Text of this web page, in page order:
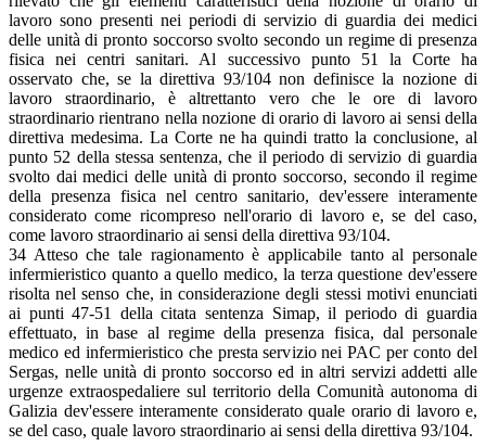
lavoro sono presenti nei periodi di servizio di guardia dei medici
delle unità di pronto soccorso svolto secondo un regime di presenza
fisica nei centri sanitari. Al successivo punto 51 la Corte ha
osservato che, se la direttiva 93/104 non definisce la nozione di
lavoro straordinario, è altrettanto vero che le ore di lavoro
straordinario rientrano nella nozione di orario di lavoro ai sensi della
direttiva medesima. La Corte ne ha quindi tratto la conclusione, al
punto 52 della stessa sentenza, che il periodo di servizio di guardia
svolto dai medici delle unità di pronto soccorso, secondo il regime
della presenza fisica nel centro sanitario, dev'essere interamente
considerato come ricompreso nell'orario di lavoro e, se del caso,
come lavoro straordinario ai sensi della direttiva 93/104.
34 Atteso che tale ragionamento è applicabile tanto al personale
infermieristico quanto a quello medico, la terza questione dev'essere
risolta nel senso che, in considerazione degli stessi motivi enunciati
ai punti 47-51 della citata sentenza Simap, il periodo di guardia
effettuato, in base al regime della presenza fisica, dal personale
medico ed infermieristico che presta servizio nei PAC per conto del
Sergas, nelle unità di pronto soccorso ed in altri servizi addetti alle
urgenze extraospedaliere sul territorio della Comunità autonoma di
Galizia dev'essere interamente considerato quale orario di lavoro e,
se del caso, quale lavoro straordinario ai sensi della direttiva 93/104.